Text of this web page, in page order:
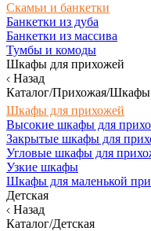
Скамьи и банкетки
Банкетки из дуба
Банкетки из массива
Тумбы и комоды
Шкафы для прихожей
Назад
Каталог/Прихожая/Шкафы
Шкафы для прихожей
Высокие шкафы для
Закрытые шкафы для
Угловые шкафы для
Узкие шкафы
Шкафы для маленькой
Детская
Назад
Каталог/Детская